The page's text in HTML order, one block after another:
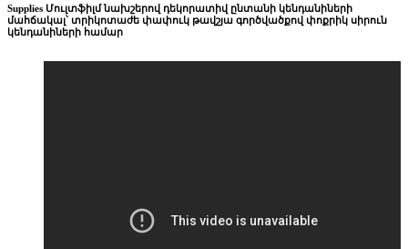
Supplies Մուլտֆիլմ նախշերով դեկորատիվ ընտանի կենդանիների
մահճակալ՝ տրիկոտաժե փափուկ թավշյա գործվածքով փոքրիկ սիրուն
կենդանիների համար